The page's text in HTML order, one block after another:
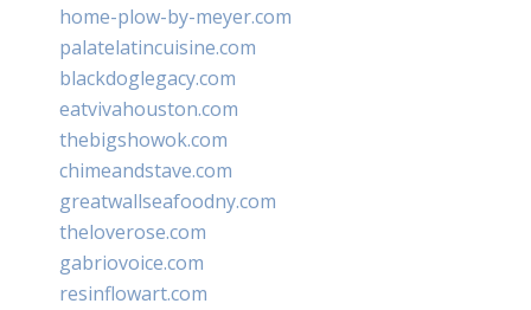
home-plow-by-meyer.com
palatelatincuisine.com
blackdoglegacy.com
eatvivahouston.com
thebigshowok.com
chimeandstave.com
greatwallseafoodny.com
theloverose.com
gabriovoice.com
resinflowart.com